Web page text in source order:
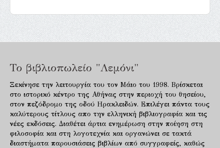
Το βιβλιοπωλείο "Λεμόνι"
Ξεκίνησε την λειτουργία του τον Μάιο του 1998. Βρίσκεται
στο ιστορικό κέντρο της Αθήνας στην περιοχή του θησείου,
στον πεζόδρομο της οδού Ηρακλειδών. Επιλέγει πάντα τους
καλύτερους τίτλους απο την ελληνική βιβλιογραφία και τις
νέες εκδόσεις. Διαθέτει άρτια ενημέρωση στην ποίηση στη
φιλοσοφία και στη λογοτεχνία και οργανώνει σε τακτά
διαστήματα παρουσιάσεις βιβλίων από συγγραφείς, καθώς